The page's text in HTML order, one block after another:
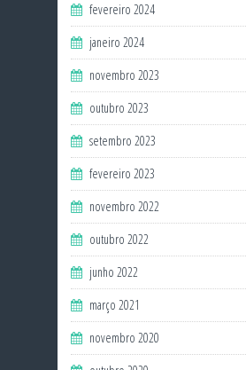
fevereiro 2024
janeiro 2024
novembro 2023
outubro 2023
setembro 2023
fevereiro 2023
novembro 2022
outubro 2022
junho 2022
março 2021
novembro 2020